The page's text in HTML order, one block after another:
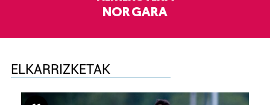
NOR GARA
ELKARRIZKETAK